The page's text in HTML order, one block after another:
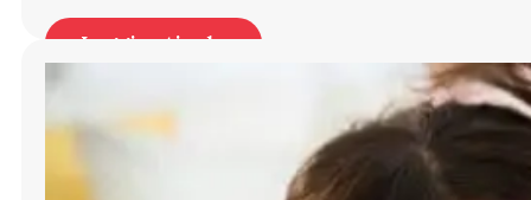
Leggi articolo